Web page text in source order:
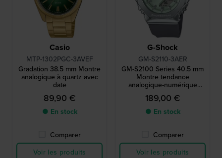
Casio
MTP-1302PGC-3AVEF
Gradation 38.5 mm Montre
analogique à quartz avec
date
89,90 €
● En stock
Comparer
Voir les produits
G-Shock
GM-S2110-3AER
GM-S2100 Series 40.5 mm
Montre tendance
analogique-numérique
octogonale
189,00 €
● En stock
Comparer
Voir les produits